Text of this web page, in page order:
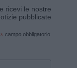
ricevi le nostre
pubblicate
* campo obbligatorio